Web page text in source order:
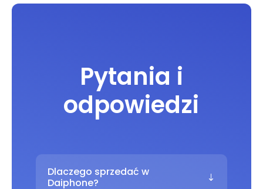
Pytania i
odpowiedzi
Dlaczego sprzedać w
Daiphone?